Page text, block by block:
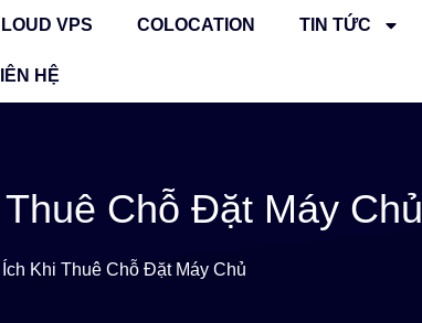
VPS COLOCATION TIN TỨC
HỆ
Chỗ Đặt Máy Chủ
Khi Thuê Chỗ Đặt Máy Chủ